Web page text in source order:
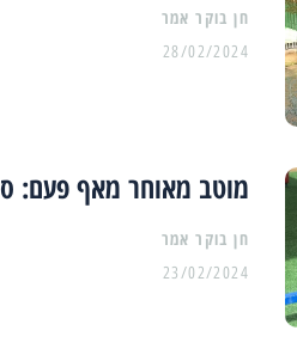
28/02/2024
מוטב מאוחר מאף פעם:
23/02/2024